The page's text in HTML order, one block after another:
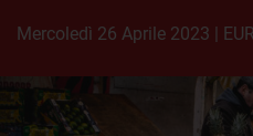
mercoledì 26 Aprile 2023 |